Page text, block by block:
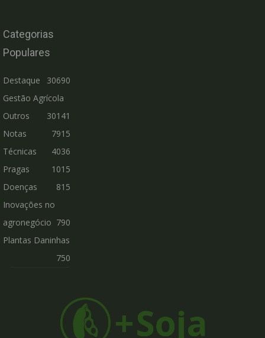
Categorias
Populares
Destaque
30690
Gestão Agrícola
30141
Outros
7915
Notas
Técnicas
4036
Pragas
1015
Doenças
815
Inovações no
agronegócio 790
Plantas Daninhas
750